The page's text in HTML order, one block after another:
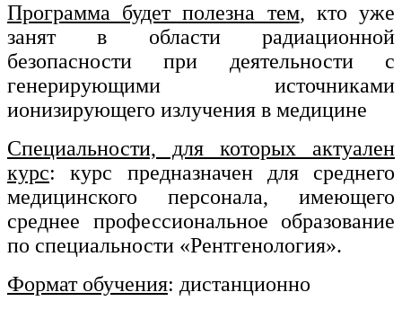
Основные Услуги
Дополнительные Услуги
Программа будет полезна тем, кто уже
занят в области радиационной
безопасности при деятельности с
генерирующими источниками
ионизирующего излучения в медицине
Специальности, для которых актуален
курс: курс предназначен для среднего
медицинского персонала, имеющего
среднее профессиональное образование
по специальности «Рентгенология».
Формат обучения: дистанционно